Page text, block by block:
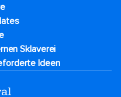
Sklaverei
Ideen